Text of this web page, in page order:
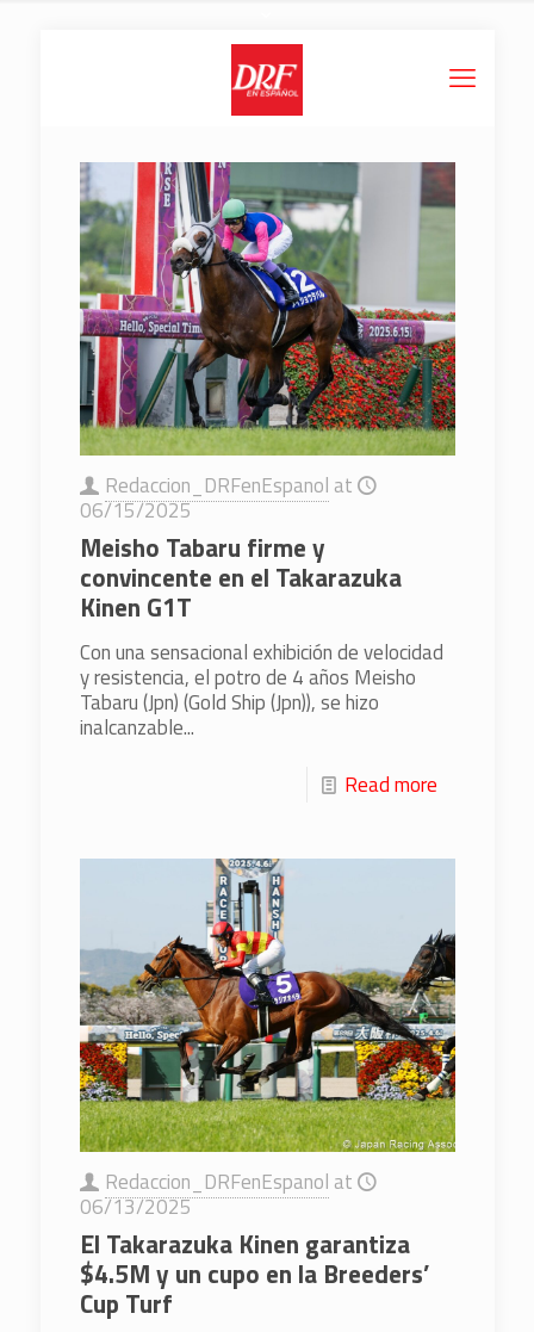
Redaccion_DRFenEspanol at
06/15/2025
Meisho Tabaru firme y
convincente en el Takarazuka
Kinen G1T
Con una sensacional exhibición de velocidad
y resistencia, el potro de 4 años Meisho
Tabaru (Jpn) (Gold Ship (Jpn)), se hizo
inalcanzable...
Read more
Redaccion_DRFenEspanol at
06/13/2025
El Takarazuka Kinen garantiza
$4.5M y un cupo en la Breeders’
Cup Turf